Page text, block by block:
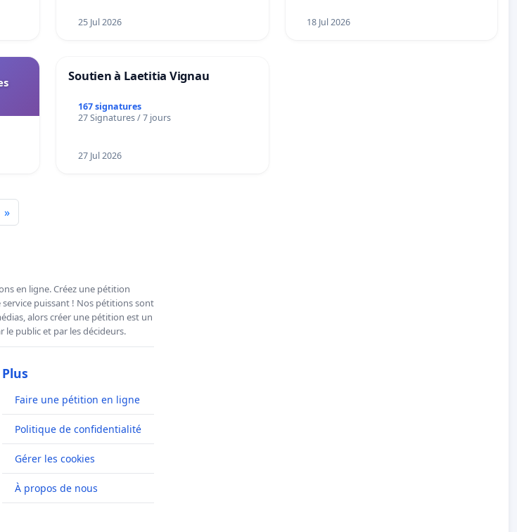
25 Jul 2026 18 Jul 2026
Soutien à Laetitia Vignau
167 signatures
27 Signatures / 7 jours
27 Jul 2026
»
en ligne. Créez une pétition
puissant ! Nos pétitions sont
alors créer une pétition est un
le public et par les décideurs.
Plus
Faire une pétition en ligne
Politique de confidentialité
Gérer les cookies
À propos de nous